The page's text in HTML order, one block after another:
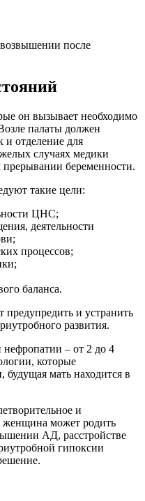
после
он вызывает необходимо
палаты должен
и отделение для
случаях медики
беременности.
такие цели:
ЦНС;
деятельности
процессов;
баланса.
и устранить
развития.
нефропатии – от 2 до 4
которые
мать находится в
и
женщина может родить
АД, расстройстве
гипоксии